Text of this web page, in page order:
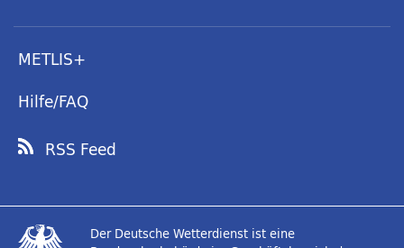
METLIS+
Hilfe/FAQ
RSS Feed
Der Deutsche Wetterdienst ist eine